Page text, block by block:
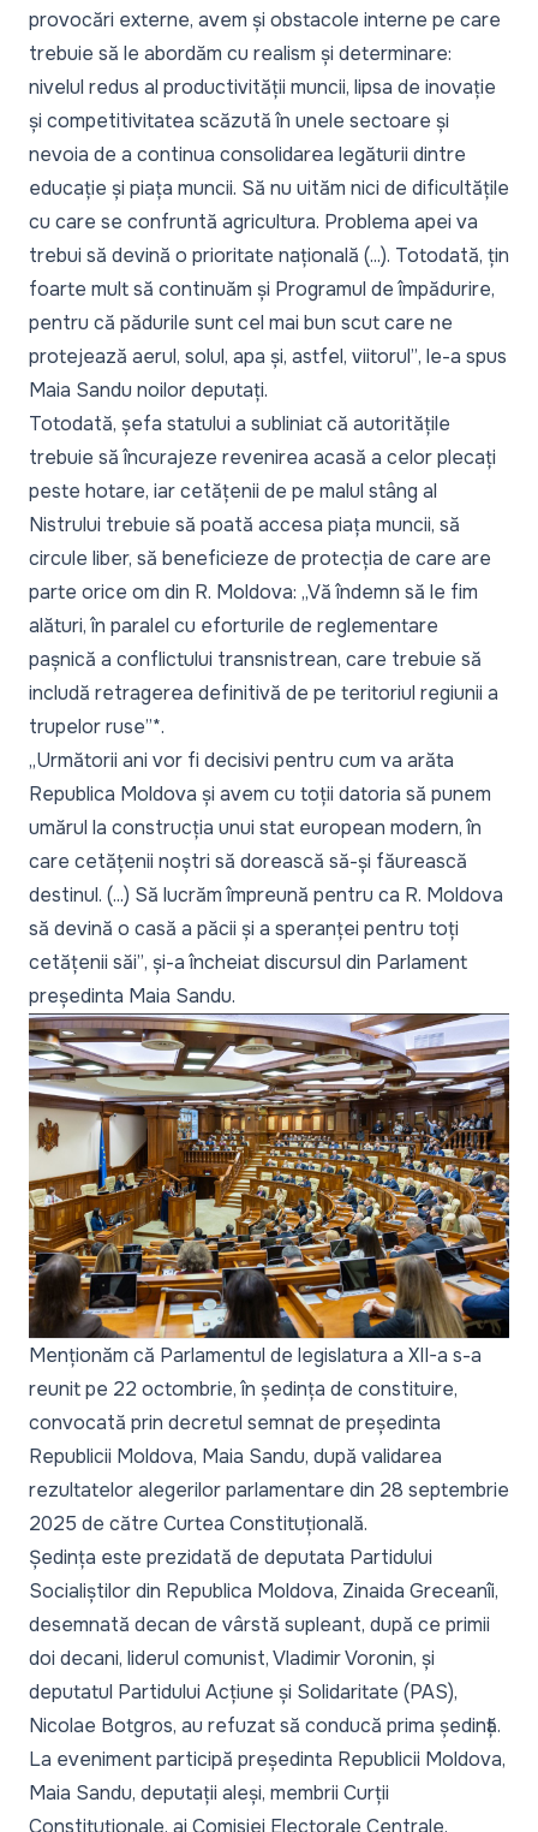
provocări externe, avem și obstacole interne pe care
trebuie să le abordăm cu realism și determinare:
nivelul redus al productivității muncii, lipsa de inovație
și competitivitatea scăzută în unele sectoare și
nevoia de a continua consolidarea legăturii dintre
educație și piața muncii. Să nu uităm nici de dificultățile
cu care se confruntă agricultura. Problema apei va
trebui să devină o prioritate națională (...). Totodată, țin
foarte mult să continuăm și Programul de împădurire,
pentru că pădurile sunt cel mai bun scut care ne
protejează aerul, solul, apa și, astfel, viitorul”, le-a spus
Maia Sandu noilor deputați.
Totodată, șefa statului a subliniat că autoritățile
trebuie să încurajeze revenirea acasă a celor plecați
peste hotare, iar cetățenii de pe malul stâng al
Nistrului trebuie să poată accesa piața muncii, să
circule liber, să beneficieze de protecția de care are
parte orice om din R. Moldova: „Vă îndemn să le fim
alături, în paralel cu eforturile de reglementare
pașnică a conflictului transnistrean, care trebuie să
includă retragerea definitivă de pe teritoriul regiunii a
trupelor ruse”*.
„Următorii ani vor fi decisivi pentru cum va arăta
Republica Moldova și avem cu toții datoria să punem
umărul la construcția unui stat european modern, în
care cetățenii noștri să dorească să-și făurească
destinul. (...) Să lucrăm împreună pentru ca R. Moldova
să devină o casă a păcii și a speranței pentru toți
cetățenii săi”, și-a încheiat discursul din Parlament
președinta Maia Sandu.
Menționăm că Parlamentul de legislatura a XII-a s-a
reunit pe 22 octombrie, în ședința de constituire,
convocată prin decretul semnat de președinta
Republicii Moldova, Maia Sandu, după validarea
rezultatelor alegerilor parlamentare din 28 septembrie
2025 de către Curtea Constituțională.
Ședința este prezidată de deputata Partidului
Socialiștilor din Republica Moldova, Zinaida Greceanîi,
desemnată decan de vârstă supleant, după ce primii
doi decani, liderul comunist, Vladimir Voronin, și
deputatul Partidului Acțiune și Solidaritate (PAS),
Nicolae Botgros, au refuzat să conducă prima ședință.
La eveniment participă președinta Republicii Moldova,
Maia Sandu, deputații aleși, membrii Curții
Constituționale, ai Comisiei Electorale Centrale,